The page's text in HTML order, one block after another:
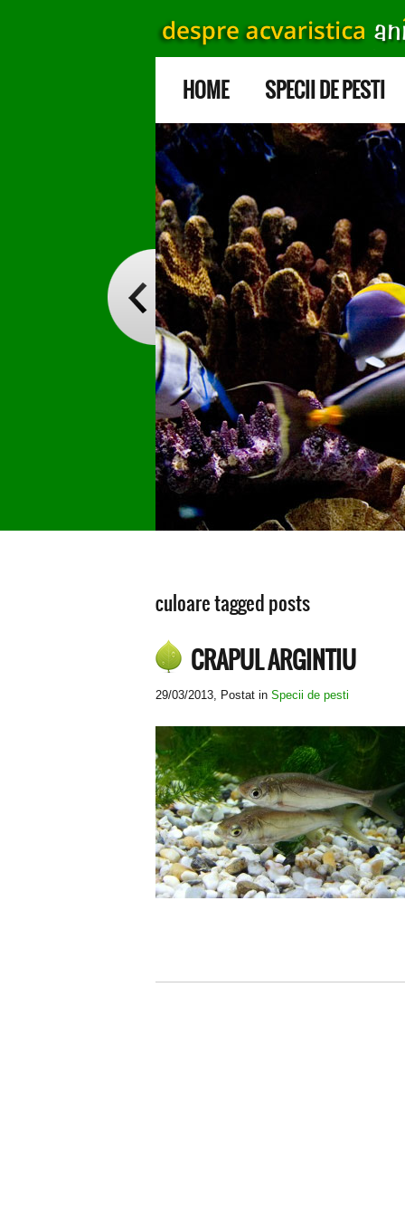
HOME SPECII DE PESTI
culoare tagged posts
CRAPUL ARGINTIU
29/03/2013, Postat in Specii de pesti